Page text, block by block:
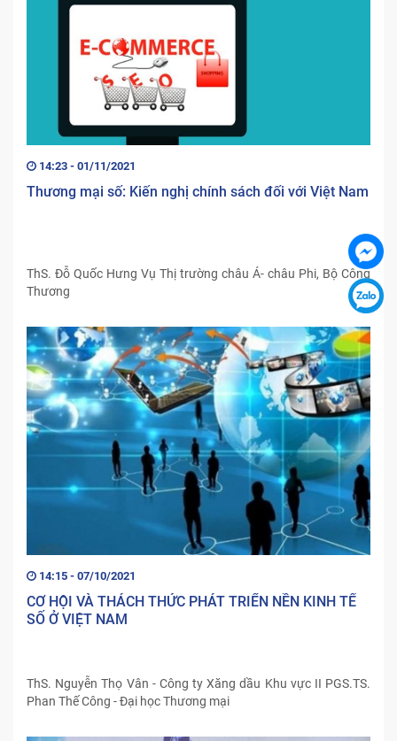
14:23 - 01/11/2021
Thương mại số: Kiến nghị chính sách đối với Việt Nam
ThS. Đỗ Quốc Hưng Vụ Thị trường châu Á- châu Phi, Bộ Công
Thương
14:15 - 07/10/2021
CƠ HỘI VÀ THÁCH THỨC PHÁT TRIỂN NỀN KINH TẾ
SỐ Ở VIỆT NAM
ThS. Nguyễn Thọ Vân - Công ty Xăng dầu Khu vực II PGS.TS.
Phan Thế Công - Đại học Thương mại